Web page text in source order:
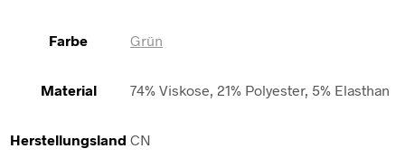
Farbe Grün
Material 74% Viskose, 21% Polyester, 5% Elasthan
Herstellungsland CN